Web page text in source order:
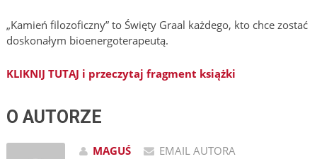
„Kamień filozoficzny” to Święty Graal każdego, kto chce zostać
doskonałym bioenergoterapeutą.
KLIKNIJ TUTAJ i przeczytaj fragment książki
O AUTORZE
MAGUŚ EMAIL AUTORA